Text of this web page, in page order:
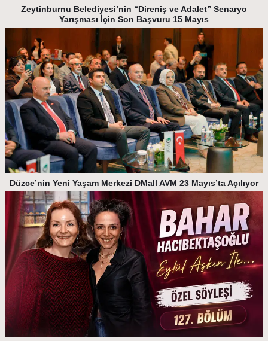
Zeytinburnu Belediyesi’nin “Direniş ve Adalet” Senaryo
Yarışması İçin Son Başvuru 15 Mayıs
Düzce’nin Yeni Yaşam Merkezi DMall AVM 23 Mayıs’ta Açılıyor